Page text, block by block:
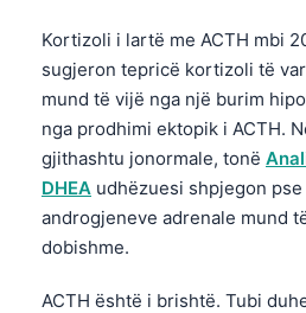
Kortizoli i lartë me ACTH mbi
sugjeron tepricë kortizoli të
mund të vijë nga një burim
nga prodhimi ektopik i ACTH.
gjithashtu jonormale, tonë
DHEA udhëzuesi shpjegon
androgjeneve adrenale mund
dobishme.
ACTH është i brishtë. Tubi
සිංහල
অসমীয়া
Galego
Latviešu valoda
Македонски јазик